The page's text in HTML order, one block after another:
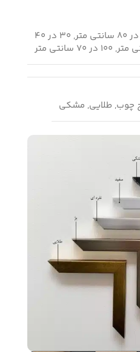
120 در 80 سانتی متر, 30 در 40
در 70 سانتی متر
چوب, طلایی, مشکی